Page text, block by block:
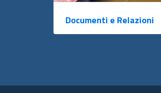
Documenti e Relazioni